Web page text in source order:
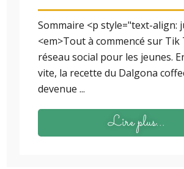
Sommaire <p style="text-align:
<em>Tout à commencé sur Tik
réseau social pour les jeunes.
vite, la recette du Dalgona
devenue ...
Lire plus...